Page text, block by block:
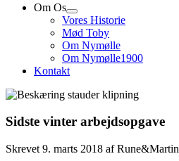
Om Os
Åbn
dropdown
meny
Vores Historie
Mød Toby
Om Nymølle
Om Nymølle1900
Kontakt
Sidste vinter arbejdsopgave
Skrevet 9. marts 2018 afRune&Martin